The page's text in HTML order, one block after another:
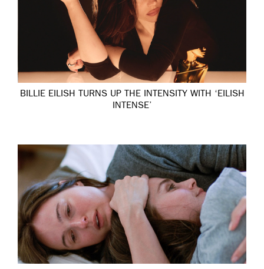
BILLIE EILISH TURNS UP THE INTENSITY WITH ‘EILISH
INTENSE’